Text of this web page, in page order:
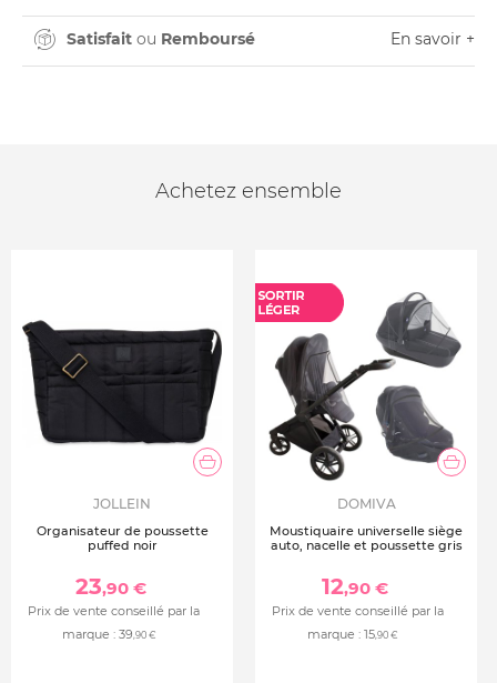
Satisfait ou Remboursé En savoir +
Achetez ensemble
JOLLEIN
Organisateur de poussette
puffed noir
23,90 €
Prix de vente conseillé par la
marque : 39,90 €
DOMIVA
Moustiquaire universelle siège
auto, nacelle et poussette gris
12,90 €
Prix de vente conseillé par la
marque : 15,90 €